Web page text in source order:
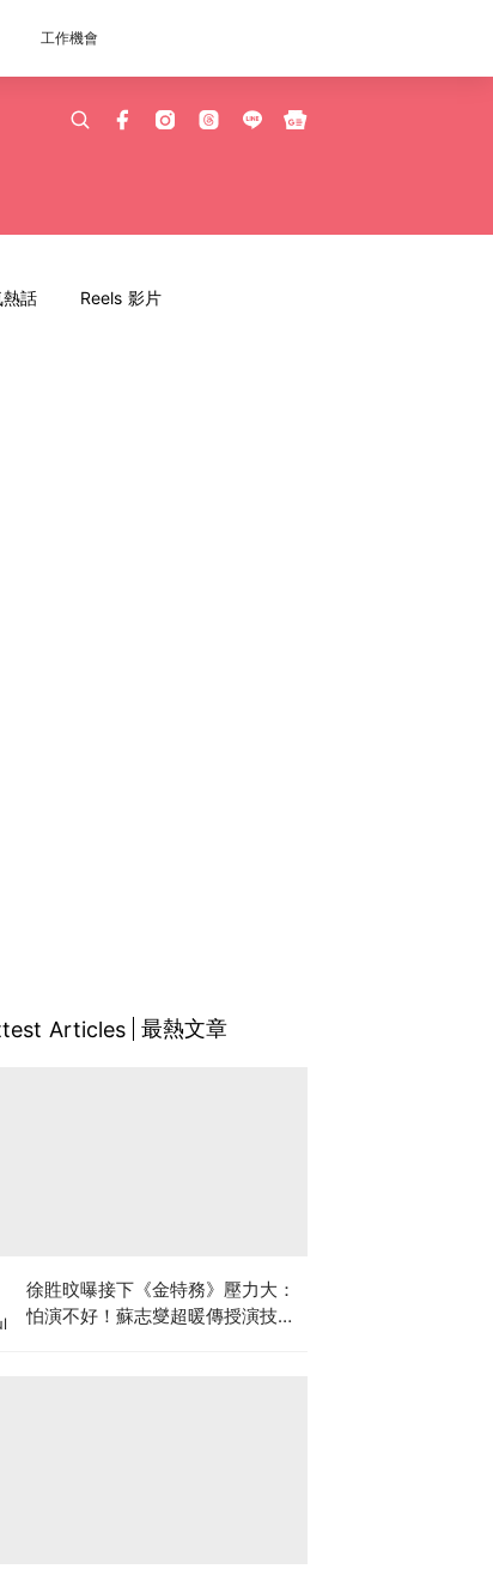
工作機會
話 Reels 影片
Articles 最熱文章
徐貹旼曝接下《金特務》壓力大：
怕演不好！蘇志燮超暖傳授演技，